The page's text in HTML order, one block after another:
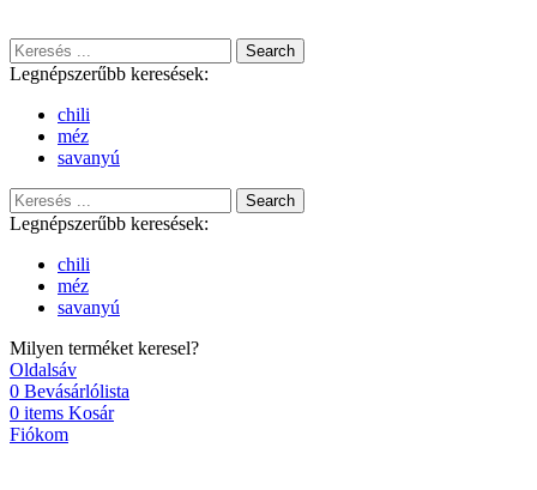
Search
Legnépszerűbb keresések:
chili
méz
savanyú
Search
Legnépszerűbb keresések:
chili
méz
savanyú
Milyen terméket keresel?
Oldalsáv
0 Bevásárlólista
0 items Kosár
Fiókom